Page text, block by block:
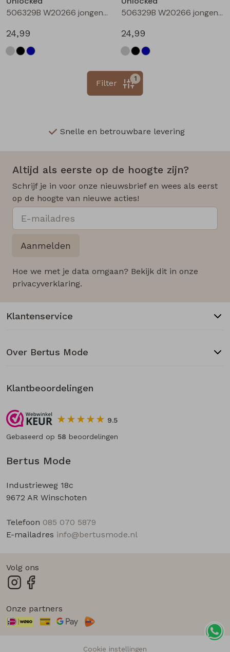
506329B W20266 jongens lange broek Denim black
24,99
506329B W20266 jongens lange broek Denim darkwashed
24,99
1
Filter
Snelle en betrouwbare levering
Altijd als eerste op de hoogte zijn?
Schrijf je in voor onze nieuwsbrief en wees als eerst
op de hoogte van nieuwe acties!
Aanmelden
Hoe we met je data omgaan? Bekijk dit in onze
privacyverklaring.
Bertus Mode
Industrieweg 18c
9672 AR Winschoten
Telefoon 085 070 5879
E-mailadres info@bertusmode.nl
Klantenservice
Over Bertus Mode
Klantbeoordelingen
9.5
Gebaseerd op 58 beoordelingen
Volg ons
Onze partners
Cookie instellingen